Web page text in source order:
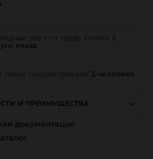
раз этот товар купили 3
назад
товар просматривают 3 человека
И ПРЕИМУЩЕСТВА
документация